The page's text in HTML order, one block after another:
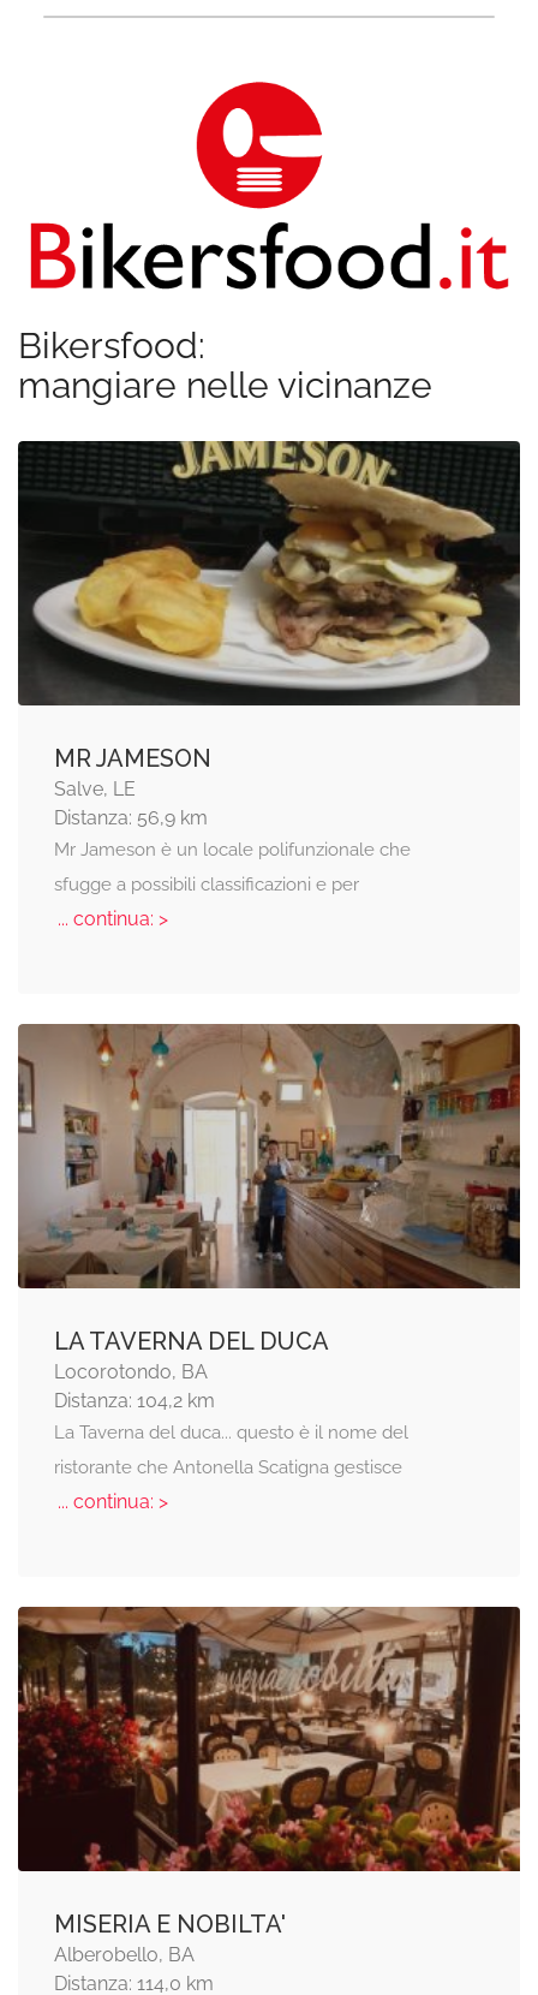
Bikersfood:
mangiare nelle vicinanze
MR JAMESON
Salve, LE
Distanza: 56,9 km
Mr Jameson è un locale polifunzionale che
sfugge a possibili classificazioni e per
... continua: >
LA TAVERNA DEL DUCA
Locorotondo, BA
Distanza: 104,2 km
La Taverna del duca... questo è il nome del
ristorante che Antonella Scatigna gestisce
... continua: >
MISERIA E NOBILTA'
Alberobello, BA
Distanza: 114,0 km